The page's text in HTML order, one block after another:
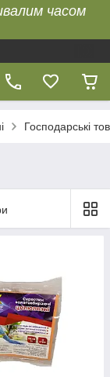
часом
Господарські